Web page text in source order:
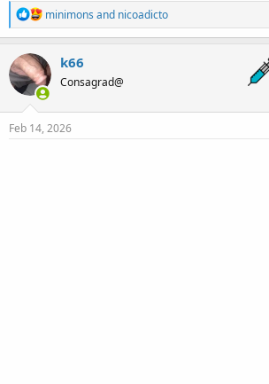
R
e
a
c
t
i
o
n
s
minimons and nicoadicto
k66
Consagrad@
Feb 14, 2026